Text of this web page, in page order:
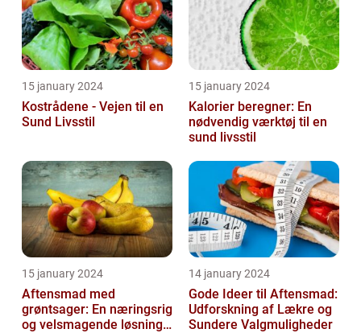
15 january 2024
Kostrådene - Vejen til en
Sund Livsstil
15 january 2024
Kalorier beregner: En
nødvendig værktøj til en
sund livsstil
15 january 2024
Aftensmad med
grøntsager: En næringsrig
og velsmagende løsning
14 january 2024
Gode Ideer til Aftensmad:
Udforskning af Lækre og
Sundere Valgmuligheder